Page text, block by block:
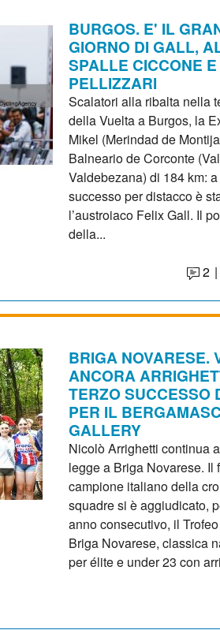
BURGOS. E' IL
GIORNO DI GALL,
SPALLE CICCONE E
PELLIZZARI
Scalatori alla ribalta nella
della Vuelta a Burgos, la
Mikel (Merindad de
Balneario de Corconte
Valdebezana) di 184 km:
successo per distacco è
l’austroiaco Felix Gall. Il
della...
2 |
BRIGA NOVARESE.
ANCORA
TERZO SUCCESSO
PER IL
GALLERY
Nicolò Arrighetti continua
legge a Briga Novarese. Il
campione italiano della
squadre si è aggiudicato,
anno consecutivo, il
Briga Novarese, classica
per élite e under 23 con